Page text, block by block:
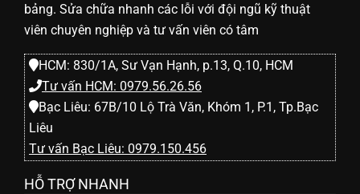
bảng. Sửa chữa nhanh các lỗi với đội ngũ kỹ thuật
viên chuyên nghiệp và tư vấn viên có tâm
HCM: 830/1A, Sư Vạn Hạnh, p.13, Q.10, HCM
Tư vấn HCM: 0979.56.26.56
Bạc Liêu: 67B/10 Lộ Trà Văn, Khóm 1, P.1, Tp.Bạc
Liêu
Tư vấn Bạc Liêu: 0979.150.456
HỖ TRỢ NHANH